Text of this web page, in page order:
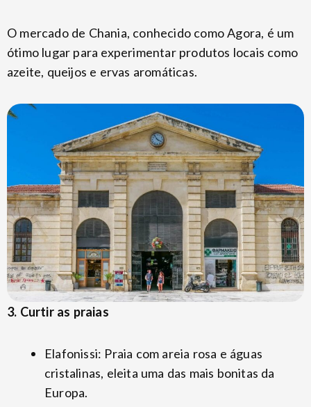
O mercado de Chania, conhecido como Agora, é um
ótimo lugar para experimentar produtos locais como
azeite, queijos e ervas aromáticas.
3. Curtir as praias
Elafonissi: Praia com areia rosa e águas
cristalinas, eleita uma das mais bonitas da
Europa.